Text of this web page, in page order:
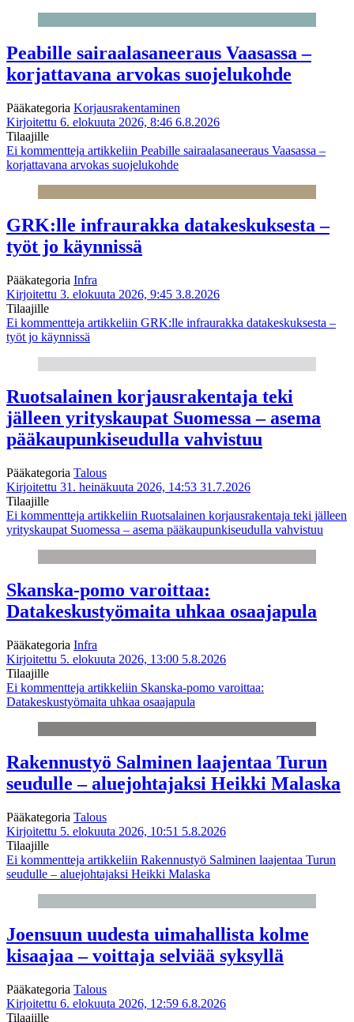
Peabille sairaalasaneeraus Vaasassa –
korjattavana arvokas suojelukohde
Pääkategoria Korjausrakentaminen
Kirjoitettu 6. elokuuta 2026, 8:46 6.8.2026
Tilaajille
Ei kommentteja artikkeliin Peabille sairaalasaneeraus Vaasassa –
korjattavana arvokas suojelukohde
GRK:lle infraurakka datakeskuksesta –
työt jo käynnissä
Pääkategoria Infra
Kirjoitettu 3. elokuuta 2026, 9:45 3.8.2026
Tilaajille
Ei kommentteja artikkeliin GRK:lle infraurakka datakeskuksesta –
työt jo käynnissä
Ruotsalainen korjausrakentaja teki
jälleen yrityskaupat Suomessa – asema
pääkaupunkiseudulla vahvistuu
Pääkategoria Talous
Kirjoitettu 31. heinäkuuta 2026, 14:53 31.7.2026
Tilaajille
Ei kommentteja artikkeliin Ruotsalainen korjausrakentaja teki jälleen
yrityskaupat Suomessa – asema pääkaupunkiseudulla vahvistuu
Skanska-pomo varoittaa:
Datakeskustyömaita uhkaa osaajapula
Pääkategoria Infra
Kirjoitettu 5. elokuuta 2026, 13:00 5.8.2026
Tilaajille
Ei kommentteja artikkeliin Skanska-pomo varoittaa:
Datakeskustyömaita uhkaa osaajapula
Rakennustyö Salminen laajentaa Turun
seudulle – aluejohtajaksi Heikki Malaska
Pääkategoria Talous
Kirjoitettu 5. elokuuta 2026, 10:51 5.8.2026
Tilaajille
Ei kommentteja artikkeliin Rakennustyö Salminen laajentaa Turun
seudulle – aluejohtajaksi Heikki Malaska
Joensuun uudesta uimahallista kolme
kisaajaa – voittaja selviää syksyllä
Pääkategoria Talous
Kirjoitettu 6. elokuuta 2026, 12:59 6.8.2026
Tilaajille